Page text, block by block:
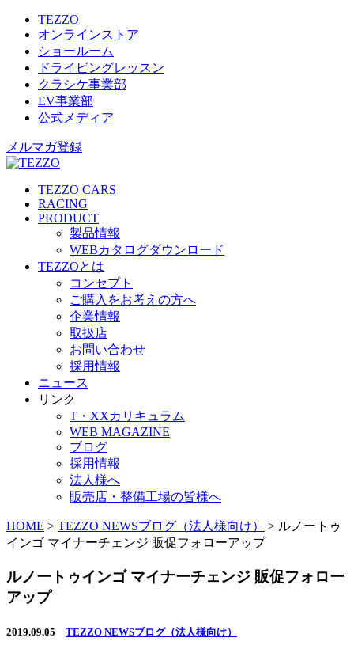
TEZZO
オンラインストア
ショールーム
ドライビングレッスン
クラシケ事業部
EV事業部
公式メディア
メルマガ登録
TEZZO CARS
RACING
PRODUCT
製品情報
WEBカタログダウンロード
TEZZOとは
コンセプト
ご購入をお考えの方へ
企業情報
取扱店
お問い合わせ
採用情報
ニュース
リンク
T・XXカリキュラム
WEB MAGAZINE
ブログ
採用情報
法人様へ
販売店・整備工場の皆様へ
HOME > TEZZO NEWSブログ（法人様向け） > ルノートゥ
インゴ マイナーチェンジ 販促フォローアップ
ルノートゥインゴ マイナーチェンジ 販促フォロー
アップ
2019.09.05 TEZZO NEWSブログ（法人様向け）